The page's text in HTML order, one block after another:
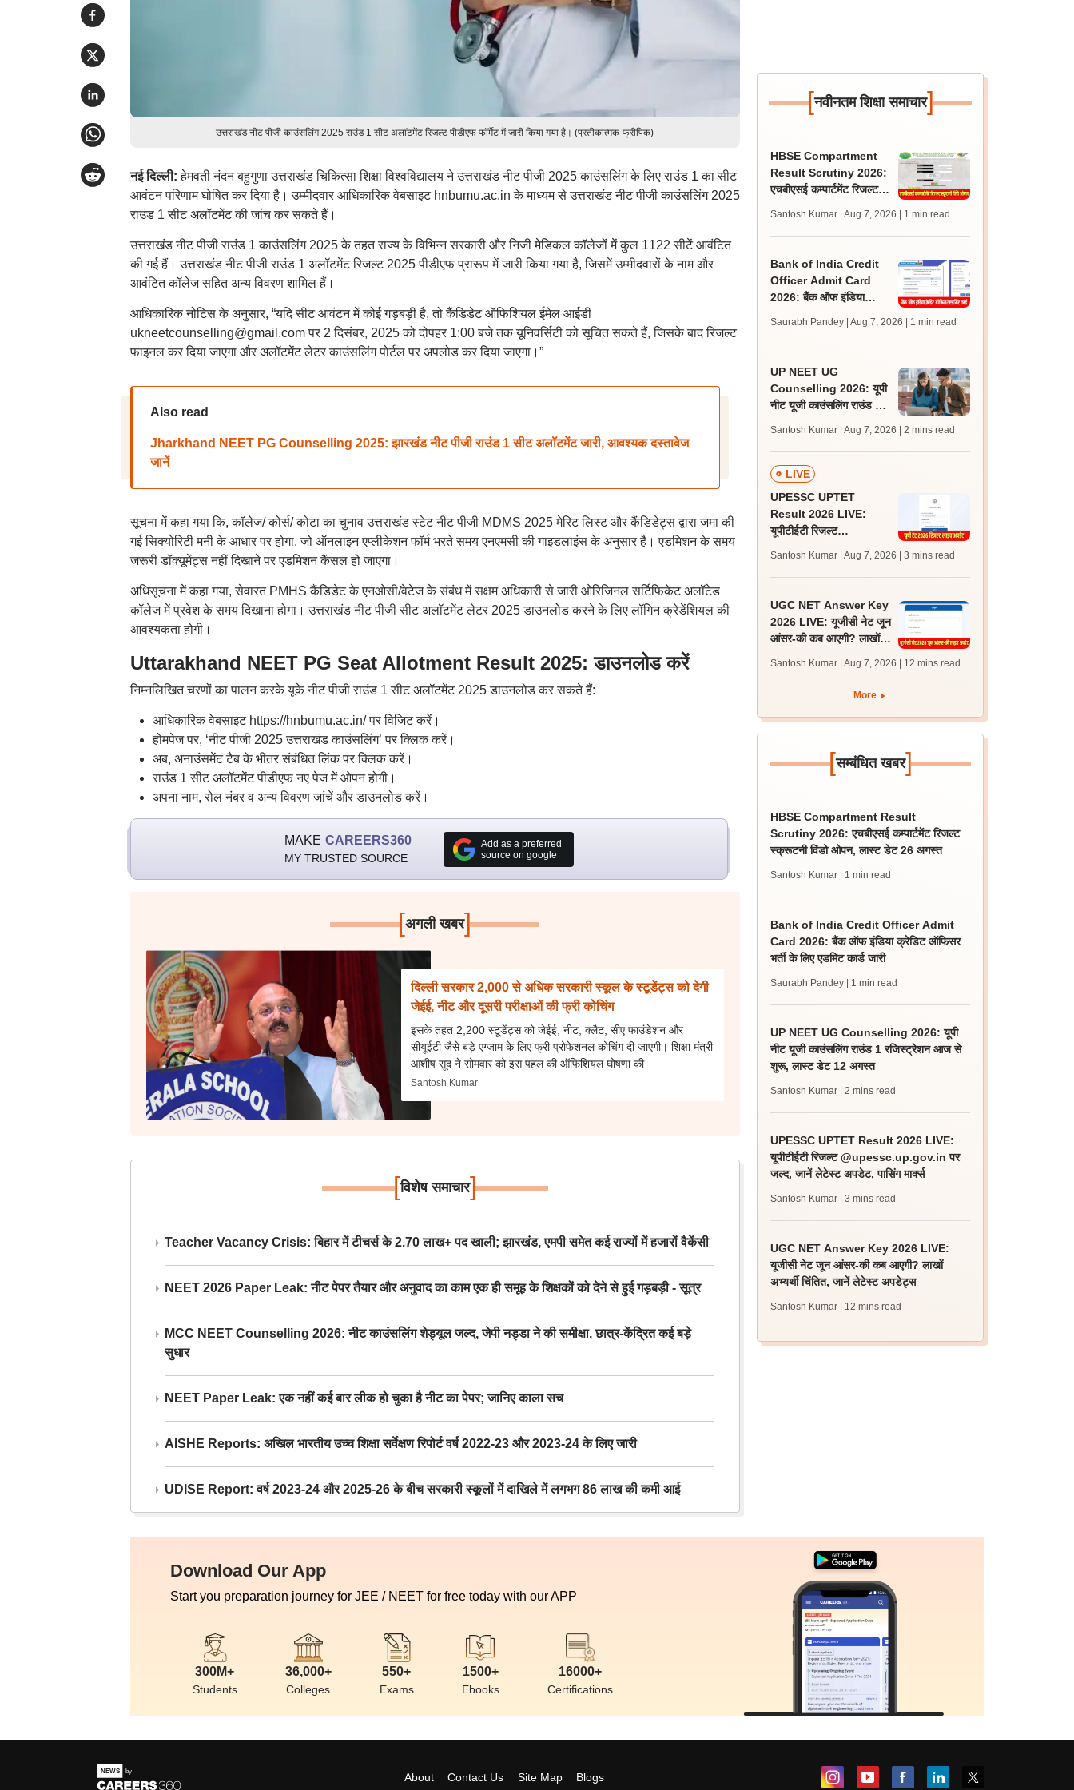
उत्तराखंड नीट पीजी काउंसलिंग 2025 राउंड 1 सीट अलॉटमेंट रिजल्ट पीडीएफ फॉर्मेट में जारी किया गया है। (प्रतीकात्मक-फ्रीपिक)
नई दिल्ली:हेमवती नंदन बहुगुणा उत्तराखंड चिकित्सा शिक्षा विश्वविद्यालय ने उत्तराखंड नीट पीजी 2025 काउंसलिंग के लिए राउंड 1 का सीट
आवंटन परिणाम घोषित कर दिया है। उम्मीदवार आधिकारिक वेबसाइट hnbumu.ac.in के माध्यम से उत्तराखंड नीट पीजी काउंसलिंग 2025
राउंड 1 सीट अलॉटमेंट की जांच कर सकते हैं।
उत्तराखंड नीट पीजी राउंड 1 काउंसलिंग 2025 के तहत राज्य के विभिन्न सरकारी और निजी मेडिकल कॉलेजों में कुल 1122 सीटें आवंटित
की गई हैं। उत्तराखंड नीट पीजी राउंड 1 अलॉटमेंट रिजल्ट 2025 पीडीएफ प्रारूप में जारी किया गया है, जिसमें उम्मीदवारों के नाम और
आवंटित कॉलेज सहित अन्य विवरण शामिल हैं।
आधिकारिक नोटिस के अनुसार, “यदि सीट आवंटन में कोई गड़बड़ी है, तो कैंडिडेट ऑफिशियल ईमेल आईडी
ukneetcounselling@gmail.com पर 2 दिसंबर, 2025 को दोपहर 1:00 बजे तक यूनिवर्सिटी को सूचित सकते हैं, जिसके बाद रिजल्ट
फाइनल कर दिया जाएगा और अलॉटमेंट लेटर काउंसलिंग पोर्टल पर अपलोड कर दिया जाएगा।”
Also read
Jharkhand NEET PG Counselling 2025: झारखंड नीट पीजी राउंड 1 सीट अलॉटमेंट जारी, आवश्यक दस्तावेज
जानें
सूचना में कहा गया कि, कॉलेज/ कोर्स/ कोटा का चुनाव उत्तराखंड स्टेट नीट पीजी MDMS 2025 मेरिट लिस्ट और कैंडिडेट्स द्वारा जमा की
गई सिक्योरिटी मनी के आधार पर होगा, जो ऑनलाइन एप्लीकेशन फॉर्म भरते समय एनएमसी की गाइडलाइंस के अनुसार है। एडमिशन के समय
जरूरी डॉक्यूमेंट्स नहीं दिखाने पर एडमिशन कैंसल हो जाएगा।
अधिसूचना में कहा गया, सेवारत PMHS कैंडिडेट के एनओसी/वेटेज के संबंध में सक्षम अधिकारी से जारी ओरिजिनल सर्टिफिकेट अलॉटेड
कॉलेज में प्रवेश के समय दिखाना होगा। उत्तराखंड नीट पीजी सीट अलॉटमेंट लेटर 2025 डाउनलोड करने के लिए लॉगिन क्रेडेंशियल की
आवश्यकता होगी।
Uttarakhand NEET PG Seat Allotment Result 2025: डाउनलोड करें
निम्नलिखित चरणों का पालन करके यूके नीट पीजी राउंड 1 सीट अलॉटमेंट 2025 डाउनलोड कर सकते हैं:
आधिकारिक वेबसाइट https://hnbumu.ac.in/ पर विजिट करें।
होमपेज पर, ‘नीट पीजी 2025 उत्तराखंड काउंसलिंग’ पर क्लिक करें।
अब, अनाउंसमेंट टैब के भीतर संबंधित लिंक पर क्लिक करें।
राउंड 1 सीट अलॉटमेंट पीडीएफ नए पेज में ओपन होगी।
अपना नाम, रोल नंबर व अन्य विवरण जांचें और डाउनलोड करें।
MAKE CAREERS360
MY TRUSTED SOURCE
Add as a preferred
source on google
[अगली खबर]
दिल्ली सरकार 2,000 से अधिक सरकारी स्कूल के स्टूडेंट्स को देगी
जेईई, नीट और दूसरी परीक्षाओं की फ्री कोचिंग
इसके तहत 2,200 स्टूडेंट्स को जेईई, नीट, क्लैट, सीए फाउंडेशन और
सीयूईटी जैसे बड़े एग्जाम के लिए फ्री प्रोफेशनल कोचिंग दी जाएगी। शिक्षा मंत्री
आशीष सूद ने सोमवार को इस पहल की ऑफिशियल घोषणा की
Santosh Kumar
[विशेष समाचार]
Teacher Vacancy Crisis: बिहार में टीचर्स के 2.70 लाख+ पद खाली; झारखंड, एमपी समेत कई राज्यों में हजारों वैकेंसी
NEET 2026 Paper Leak: नीट पेपर तैयार और अनुवाद का काम एक ही समूह के शिक्षकों को देने से हुई गड़बड़ी - सूत्र
MCC NEET Counselling 2026: नीट काउंसलिंग शेड्यूल जल्द, जेपी नड्डा ने की समीक्षा, छात्र-केंद्रित कई बड़े
सुधार
NEET Paper Leak: एक नहीं कई बार लीक हो चुका है नीट का पेपर; जानिए काला सच
AISHE Reports: अखिल भारतीय उच्च शिक्षा सर्वेक्षण रिपोर्ट वर्ष 2022-23 और 2023-24 के लिए जारी
UDISE Report: वर्ष 2023-24 और 2025-26 के बीच सरकारी स्कूलों में दाखिले में लगभग 86 लाख की कमी आई
[नवीनतम शिक्षा समाचार]
HBSE Compartment
Result Scrutiny 2026:
एचबीएसई कम्पार्टमेंट रिजल्ट
Santosh Kumar | Aug 7, 2026 | 1 min read
Bank of India Credit
Officer Admit Card
2026: बैंक ऑफ इंडिया
Saurabh Pandey | Aug 7, 2026 | 1 min read
UP NEET UG
Counselling 2026: यूपी
नीट यूजी काउंसलिंग राउंड 1
लास्ट डेट 12 अगस्त
Santosh Kumar | Aug 7, 2026 | 2 mins read
LIVE
UPESSC UPTET
Result 2026 LIVE:
यूपीटीईटी रिजल्ट
जल्द, जानें लेटेस्ट अपडेट,
पासिंग मार्क्स
Santosh Kumar | Aug 7, 2026 | 3 mins read
UGC NET Answer Key
2026 LIVE: यूजीसी नेट जून
आंसर-की कब आएगी? लाखों
Santosh Kumar | Aug 7, 2026 | 12 mins read
More
[सम्बंधित खबर]
HBSE Compartment Result
Scrutiny 2026: एचबीएसई कम्पार्टमेंट रिजल्ट
स्क्रूटनी विंडो ओपन, लास्ट डेट 26 अगस्त
Santosh Kumar | 1 min read
Bank of India Credit Officer Admit
Card 2026: बैंक ऑफ इंडिया क्रेडिट ऑफिसर
भर्ती के लिए एडमिट कार्ड जारी
Saurabh Pandey | 1 min read
UP NEET UG Counselling 2026: यूपी
नीट यूजी काउंसलिंग राउंड 1 रजिस्ट्रेशन आज से
शुरू, लास्ट डेट 12 अगस्त
Santosh Kumar | 2 mins read
UPESSC UPTET Result 2026 LIVE:
यूपीटीईटी रिजल्ट @upessc.up.gov.in पर
जल्द, जानें लेटेस्ट अपडेट, पासिंग मार्क्स
Santosh Kumar | 3 mins read
UGC NET Answer Key 2026 LIVE:
यूजीसी नेट जून आंसर-की कब आएगी? लाखों
अभ्यर्थी चिंतित, जानें लेटेस्ट अपडेट्स
Santosh Kumar | 12 mins read
Download Our App
Start you preparation journey for JEE / NEET for free today with our APP
300M+
Students
36,000+
Colleges
550+
Exams
1500+
Ebooks
16000+
Certifications
About Contact Us Site Map Blogs